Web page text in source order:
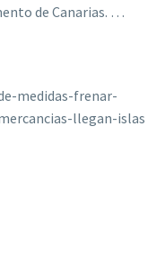
de Canarias. …
medidas-frenar-
llegan-islas